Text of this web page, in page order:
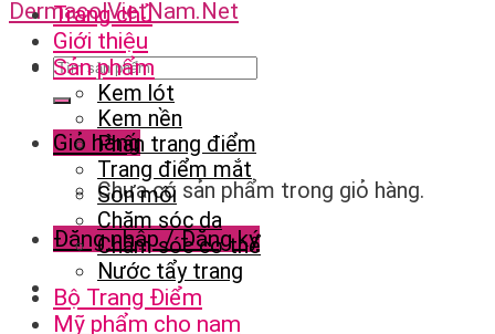
Giỏ hàng
Chưa có sản phẩm trong giỏ hàng.
Đăng nhập / Đăng ký
Trang chủ
Giới thiệu
Sản phẩm
Kem lót
Kem nền
Phấn trang điểm
Trang điểm mắt
Son môi
Chăm sóc da
Chăm sóc cơ thể
Nước tẩy trang
Bộ Trang Điểm
Mỹ phẩm cho nam